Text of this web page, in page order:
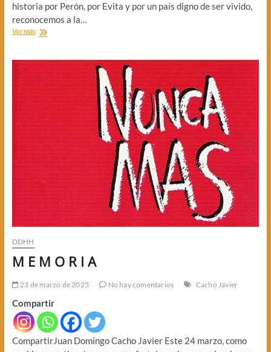
historia por Perón, por Evita y por un país digno de ser vivido,
reconocemos a la…
Ver másCARTA
UN
DDHH
M E M O R I A
23 de marzo de 2025 No hay comentarios Cacho Javier
Compartir
CompartirJuan Domingo Cacho Javier Este 24 marzo, como